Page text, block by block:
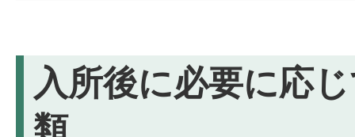
入所後に必要に応